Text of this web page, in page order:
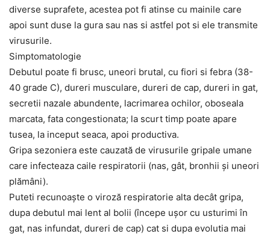
diverse suprafete, acestea pot fi atinse cu mainile care
apoi sunt duse la gura sau nas si astfel pot si ele transmite
virusurile.
Simptomatologie
Debutul poate fi brusc, uneori brutal, cu fiori si febra (38-
40 grade C), dureri musculare, dureri de cap, dureri in gat,
secretii nazale abundente, lacrimarea ochilor, oboseala
marcata, fata congestionata; la scurt timp poate apare
tusea, la inceput seaca, apoi productiva.
Gripa sezoniera este cauzată de virusurile gripale umane
care infecteaza caile respiratorii (nas, gât, bronhii și uneori
plămâni).
Puteti recunoaște o viroză respiratorie alta decât gripa,
dupa debutul mai lent al bolii (începe ușor cu usturimi în
gat, nas infundat, dureri de cap) cat si dupa evolutia mai